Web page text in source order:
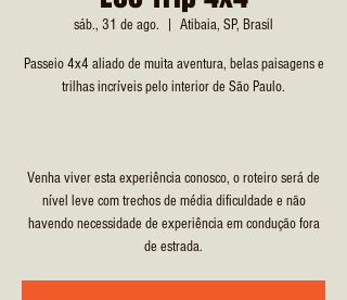
sáb., 31 de ago. Atibaia, SP, Brasil
Passeio 4x4 aliado de muita aventura, belas paisagens e
trilhas incríveis pelo interior de São Paulo.
Venha viver esta experiência conosco, o roteiro será de
nível leve com trechos de média dificuldade e não
havendo necessidade de experiência em condução fora
de estrada.